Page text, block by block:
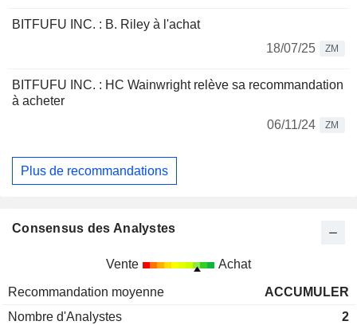
BITFUFU INC. : B. Riley à l'achat
18/07/25
ZM
BITFUFU INC. : HC Wainwright relève sa recommandation
à acheter
06/11/24
ZM
Plus de recommandations
Consensus des Analystes
Vente Achat
Recommandation moyenne
ACCUMULER
Nombre d'Analystes
2